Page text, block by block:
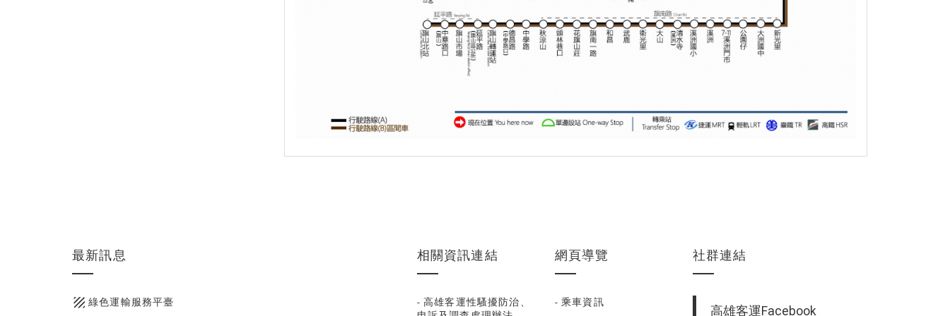
最新訊息
texture 綠色運輸服務平臺
相關資訊連結
- 高雄客運性騷擾防治、
網頁導覽
- 乘車資訊
社群連結
高雄客運Facebook